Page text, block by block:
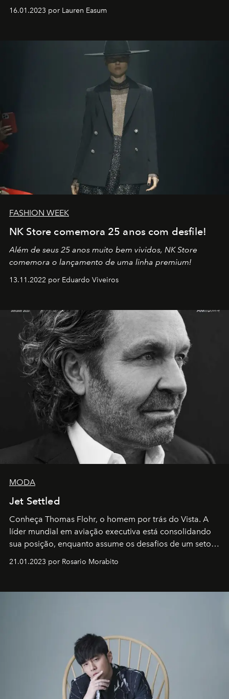
transportador AMTD abrindo caminho para muitos
por propósitos, com um claro senso de missão na vida e
16.01.2023 por Lauren Easum
FASHION WEEK
NK Store comemora 25 anos com desfile!
Além de seus 25 anos muito bem vividos, NK Store
comemora o lançamento de uma linha premium!
13.11.2022 por Eduardo Viveiros
MODA
Jet Settled
Conheça Thomas Flohr, o homem por trás do Vista. A
líder mundial em aviação executiva está consolidando
sua posição, enquanto assume os desafios de um setor
em rápida evolução e redefinindo o conceito de luxo
21.01.2023 por Rosario Morabito